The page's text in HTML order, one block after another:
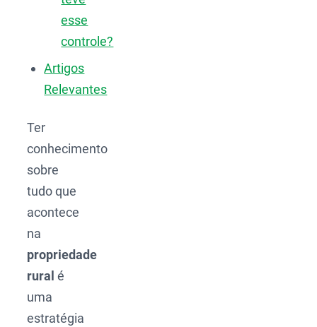
esse
controle?
Artigos
Relevantes
Ter
conhecimento
sobre
tudo que
acontece
na
propriedade
rural é
uma
estratégia